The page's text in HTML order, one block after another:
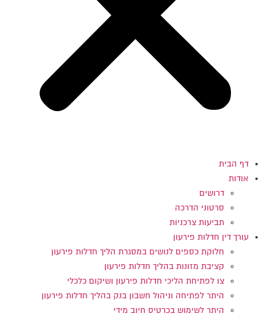
דף הבית
אודות
דרושים
סרטוני הדרכה
תביעות צרכניות
עורך דין חדלות פירעון
חלוקת כספים לנושים במסגרת הליך חדלות פירעון
קציבת מזונות בהליך חדלות פירעון
צו לפתיחת הליכי חדלות פירעון ושיקום כלכלי
היתר לפתיחה וניהול חשבון בנק בהליך חדלות פירעון
היתר לשימוש בכרטיס חיוב מידי